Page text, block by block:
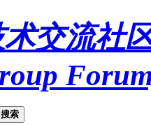
搜索